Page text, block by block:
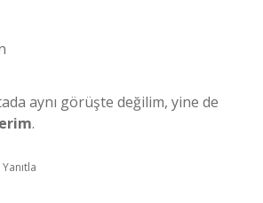
aynı görüşte değilim, yine de
.
Yanıtla